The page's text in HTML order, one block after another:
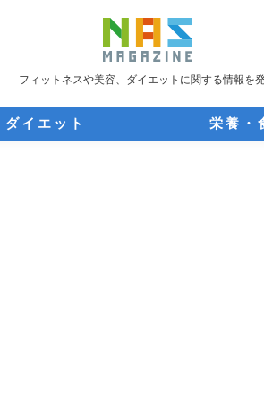
フィットネスや美容、ダイエットに関する情報を
ダイエット 栄養・